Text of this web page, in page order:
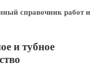
справочник работ и
и тубное